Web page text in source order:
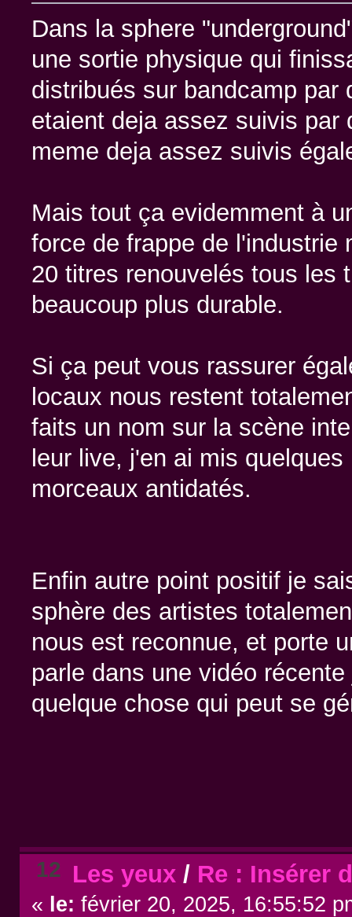
Dans la sphere
une sortie physique qui
distribués sur bandcamp
etaient deja assez suivis par
meme deja assez suivis
Mais tout ça evidemment à
force de frappe de l'industrie
20 titres renouvelés tous les
beaucoup plus durable.
Si ça peut vous rassurer
locaux nous restent
faits un nom sur la scène
leur live, j'en ai mis
morceaux antidatés.
Enfin autre point positif je
sphère des artistes
nous est reconnue, et porte
parle dans une vidéo
quelque chose qui peut se
12 Les yeux/ Re : Insérer
« le: février 20, 2025, 16:55:52